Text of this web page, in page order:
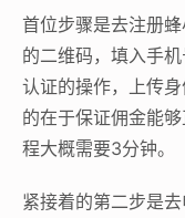
首位步骤是去注册
的二维码，填入手
认证的操作，上传
的在于保证佣金能
程大概需要3分钟。
紧接着的第二步是